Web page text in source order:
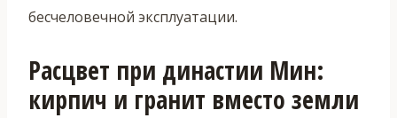
бесчеловечной эксплуатации.
Расцвет при династии Мин:
кирпич и гранит вместо земли